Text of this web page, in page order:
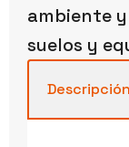
ambiente
suelos y
Descripción